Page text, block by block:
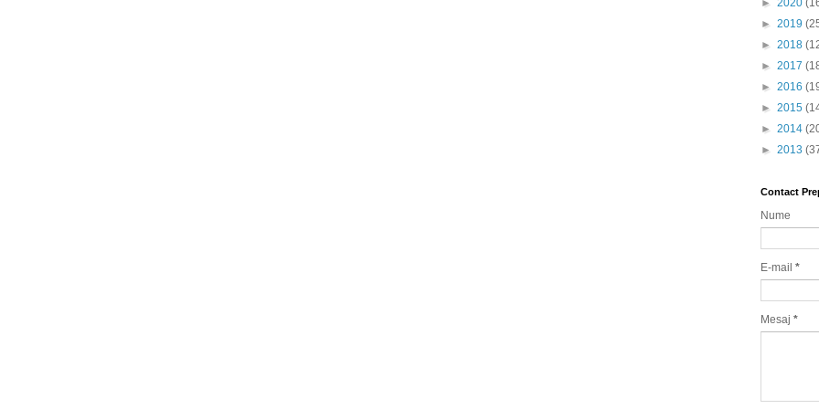
► 2020
► 2019
► 2018
► 2017
► 2016
► 2015
► 2014
► 2013
Contact
Nume
E-mail *
Mesaj *